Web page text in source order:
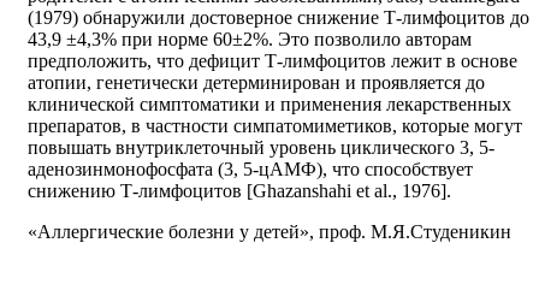
(1979) обнаружили достоверное снижение Т-лимфоцитов до
43,9 ±4,3% при норме 60±2%. Это позволило авторам
предположить, что дефицит Т-лимфоцитов лежит в основе
атопии, генетически детерминирован и проявляется до
клинической симптоматики и применения лекарственных
препаратов, в частности симпатомиметиков, которые могут
повышать внутриклеточный уровень циклического 3, 5-
аденозинмонофосфата (3, 5-цАМФ), что способствует
снижению Т-лимфоцитов [Ghazanshahi et al., 1976].
«Аллергические болезни у детей», проф. М.Я.Студеникин